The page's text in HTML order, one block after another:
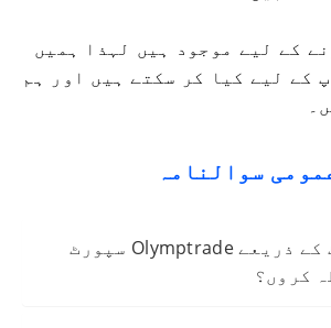
کے لیے موجود ہیں لہذا ہمیں
کے لیے کیا کر سکتے ہیں اور ہم
سوالنامہ
میں لائیو چیٹ کے ذریعے Olymptrade سپورٹ
کروں؟